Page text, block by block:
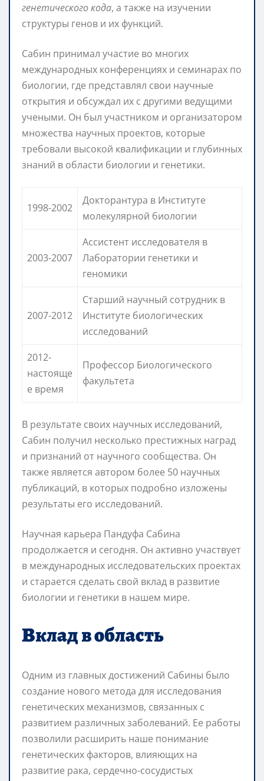
генетического кода, а также на изучении
структуры генов и их функций.
Сабин принимал участие во многих
международных конференциях и семинарах по
биологии, где представлял свои научные
открытия и обсуждал их с другими ведущими
учеными. Он был участником и организатором
множества научных проектов, которые
требовали высокой квалификации и глубинных
знаний в области биологии и генетики.
1998-2002
Докторантура в Институте
молекулярной биологии
2003-2007
Ассистент исследователя в
Лаборатории генетики и
геномики
2007-2012
Старший научный сотрудник в
Институте биологических
исследований
2012-
настояще
е время
Профессор Биологического
факультета
В результате своих научных исследований,
Сабин получил несколько престижных наград
и признаний от научного сообщества. Он
также является автором более 50 научных
публикаций, в которых подробно изложены
результаты его исследований.
Научная карьера Пандуфа Сабина
продолжается и сегодня. Он активно участвует
в международных исследовательских проектах
и старается сделать свой вклад в развитие
биологии и генетики в нашем мире.
Вклад в область
Одним из главных достижений Сабины было
создание нового метода для исследования
генетических механизмов, связанных с
развитием различных заболеваний. Ее работы
позволили расширить наше понимание
генетических факторов, влияющих на
развитие рака, сердечно-сосудистых